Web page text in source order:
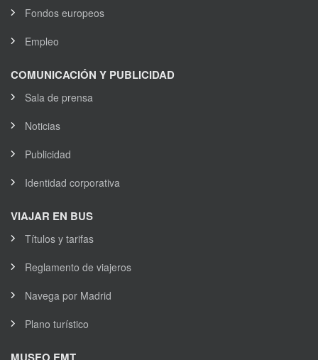
Fondos europeos
Empleo
COMUNICACIÓN Y PUBLICIDAD
Sala de prensa
Noticias
Publicidad
Identidad corporativa
VIAJAR EN BUS
Títulos y tarifas
Reglamento de viajeros
Navega por Madrid
Plano turístico